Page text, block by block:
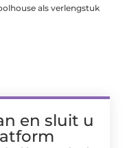
als verlengstuk
en sluit u